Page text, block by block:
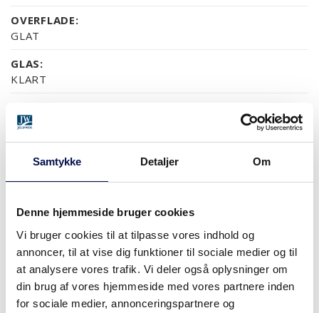
Samtykke Detaljer Om
Denne hjemmeside bruger cookies
Vi bruger cookies til at tilpasse vores indhold og
annoncer, til at vise dig funktioner til sociale medier og til
at analysere vores trafik. Vi deler også oplysninger om
din brug af vores hjemmeside med vores partnere inden
for sociale medier, annonceringspartnere og
OVERFLADE:
GLAT
GLAS:
KLART
PEFC
5 ÅRS PRODUKTGARANTI
OVERFLADER (9)
NCS S0502-YNCS S0500-NNCS S3502-YNCS S7000-NNCS S5020-